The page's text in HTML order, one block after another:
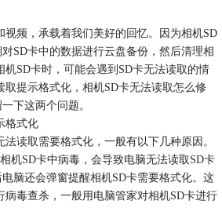
视频，承载着我们美好的回忆。因为相机SD
SD卡中的数据进行云盘备份，然后清理相
机SD卡时，可能会遇到SD卡无法读取的情
取提示格式化，相机SD卡无法读取怎么修
下这两个问题。
格式化
读取需要格式化，一般有以下几种原因。
机SD卡中病毒，会导致电脑无法读取SD卡
脑还会弹窗提醒相机SD卡需要格式化。这
病毒查杀，一般用电脑管家对相机SD卡进行